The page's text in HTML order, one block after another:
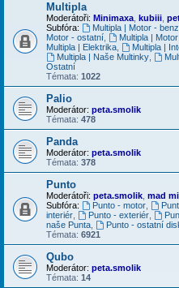
Multipla
Moderátoři: Minimaxa, kubiii,
Subfóra:
Multipla | Motor -
Motor - ostatní, Multipla |
Multipla | Elektrika, Multipla |
Multipla | Naše Multinky,
Ostatní
Témata: 1022
Palio
Moderátor: peta.smolik
Témata: 478
Panda
Moderátor: peta.smolik
Témata: 378
Punto
Moderátoři: peta.smolik, mad
Subfóra:
Punto - motor,
interiér, Punto - exteriér,
naše Punta, Punto - ostatní
Témata: 6921
Qubo
Moderátor: peta.smolik
Témata: 14